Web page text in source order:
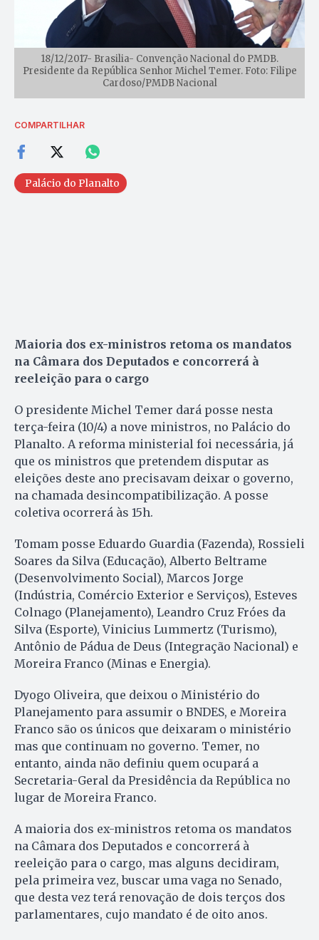
18/12/2017- Brasilia- Convenção Nacional do PMDB.
Presidente da República Senhor Michel Temer. Foto: Filipe
Cardoso/PMDB Nacional
COMPARTILHAR
Palácio do Planalto
Maioria dos ex-ministros retoma os mandatos
na Câmara dos Deputados e concorrerá à
reeleição para o cargo
O presidente Michel Temer dará posse nesta
terça-feira (10/4) a nove ministros, no Palácio do
Planalto. A reforma ministerial foi necessária, já
que os ministros que pretendem disputar as
eleições deste ano precisavam deixar o governo,
na chamada desincompatibilização. A posse
coletiva ocorrerá às 15h.
Tomam posse Eduardo Guardia (Fazenda), Rossieli
Soares da Silva (Educação), Alberto Beltrame
(Desenvolvimento Social), Marcos Jorge
(Indústria, Comércio Exterior e Serviços), Esteves
Colnago (Planejamento), Leandro Cruz Fróes da
Silva (Esporte), Vinicius Lummertz (Turismo),
Antônio de Pádua de Deus (Integração Nacional) e
Moreira Franco (Minas e Energia).
Dyogo Oliveira, que deixou o Ministério do
Planejamento para assumir o BNDES, e Moreira
Franco são os únicos que deixaram o ministério
mas que continuam no governo. Temer, no
entanto, ainda não definiu quem ocupará a
Secretaria-Geral da Presidência da República no
lugar de Moreira Franco.
A maioria dos ex-ministros retoma os mandatos
na Câmara dos Deputados e concorrerá à
reeleição para o cargo, mas alguns decidiram,
pela primeira vez, buscar uma vaga no Senado,
que desta vez terá renovação de dois terços dos
parlamentares, cujo mandato é de oito anos.